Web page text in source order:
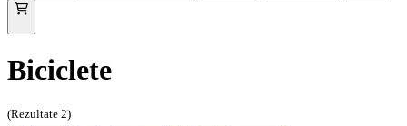
Biciclete
(Rezultate 2)